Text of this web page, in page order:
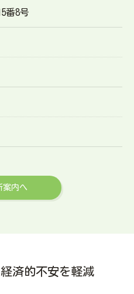
番8号
案内へ
済的不安を軽減